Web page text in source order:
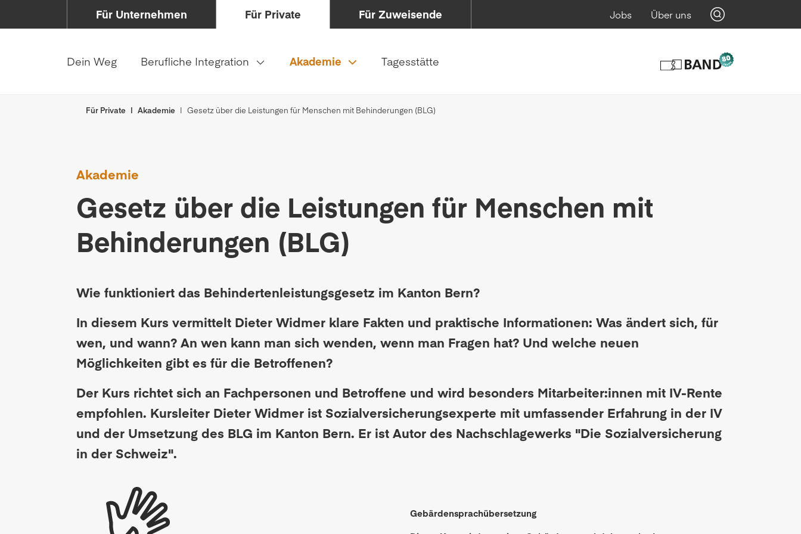
Für Unternehmen Für Private Für Zuweisende Jobs Über uns
Dein Weg Berufliche Integration Akademie Tagesstätte
Für Private Akademie Gesetz über die Leistungen für Menschen mit Behinderungen (BLG)
Akademie
Gesetz über die Leistungen für Menschen mit
Behinderungen (BLG)
Wie funktioniert das Behindertenleistungsgesetz im Kanton Bern?
In diesem Kurs vermittelt Dieter Widmer klare Fakten und praktische Informationen: Was ändert sich, für
wen, und wann? An wen kann man sich wenden, wenn man Fragen hat? Und welche neuen
Möglichkeiten gibt es für die Betroffenen?
Der Kurs richtet sich an Fachpersonen und Betroffene und wird besonders Mitarbeiter:innen mit IV-Rente
empfohlen. Kursleiter Dieter Widmer ist Sozialversicherungsexperte mit umfassender Erfahrung in der IV
und der Umsetzung des BLG im Kanton Bern. Er ist Autor des Nachschlagewerks "Die Sozialversicherung
in der Schweiz".
Gebärdensprachübersetzung